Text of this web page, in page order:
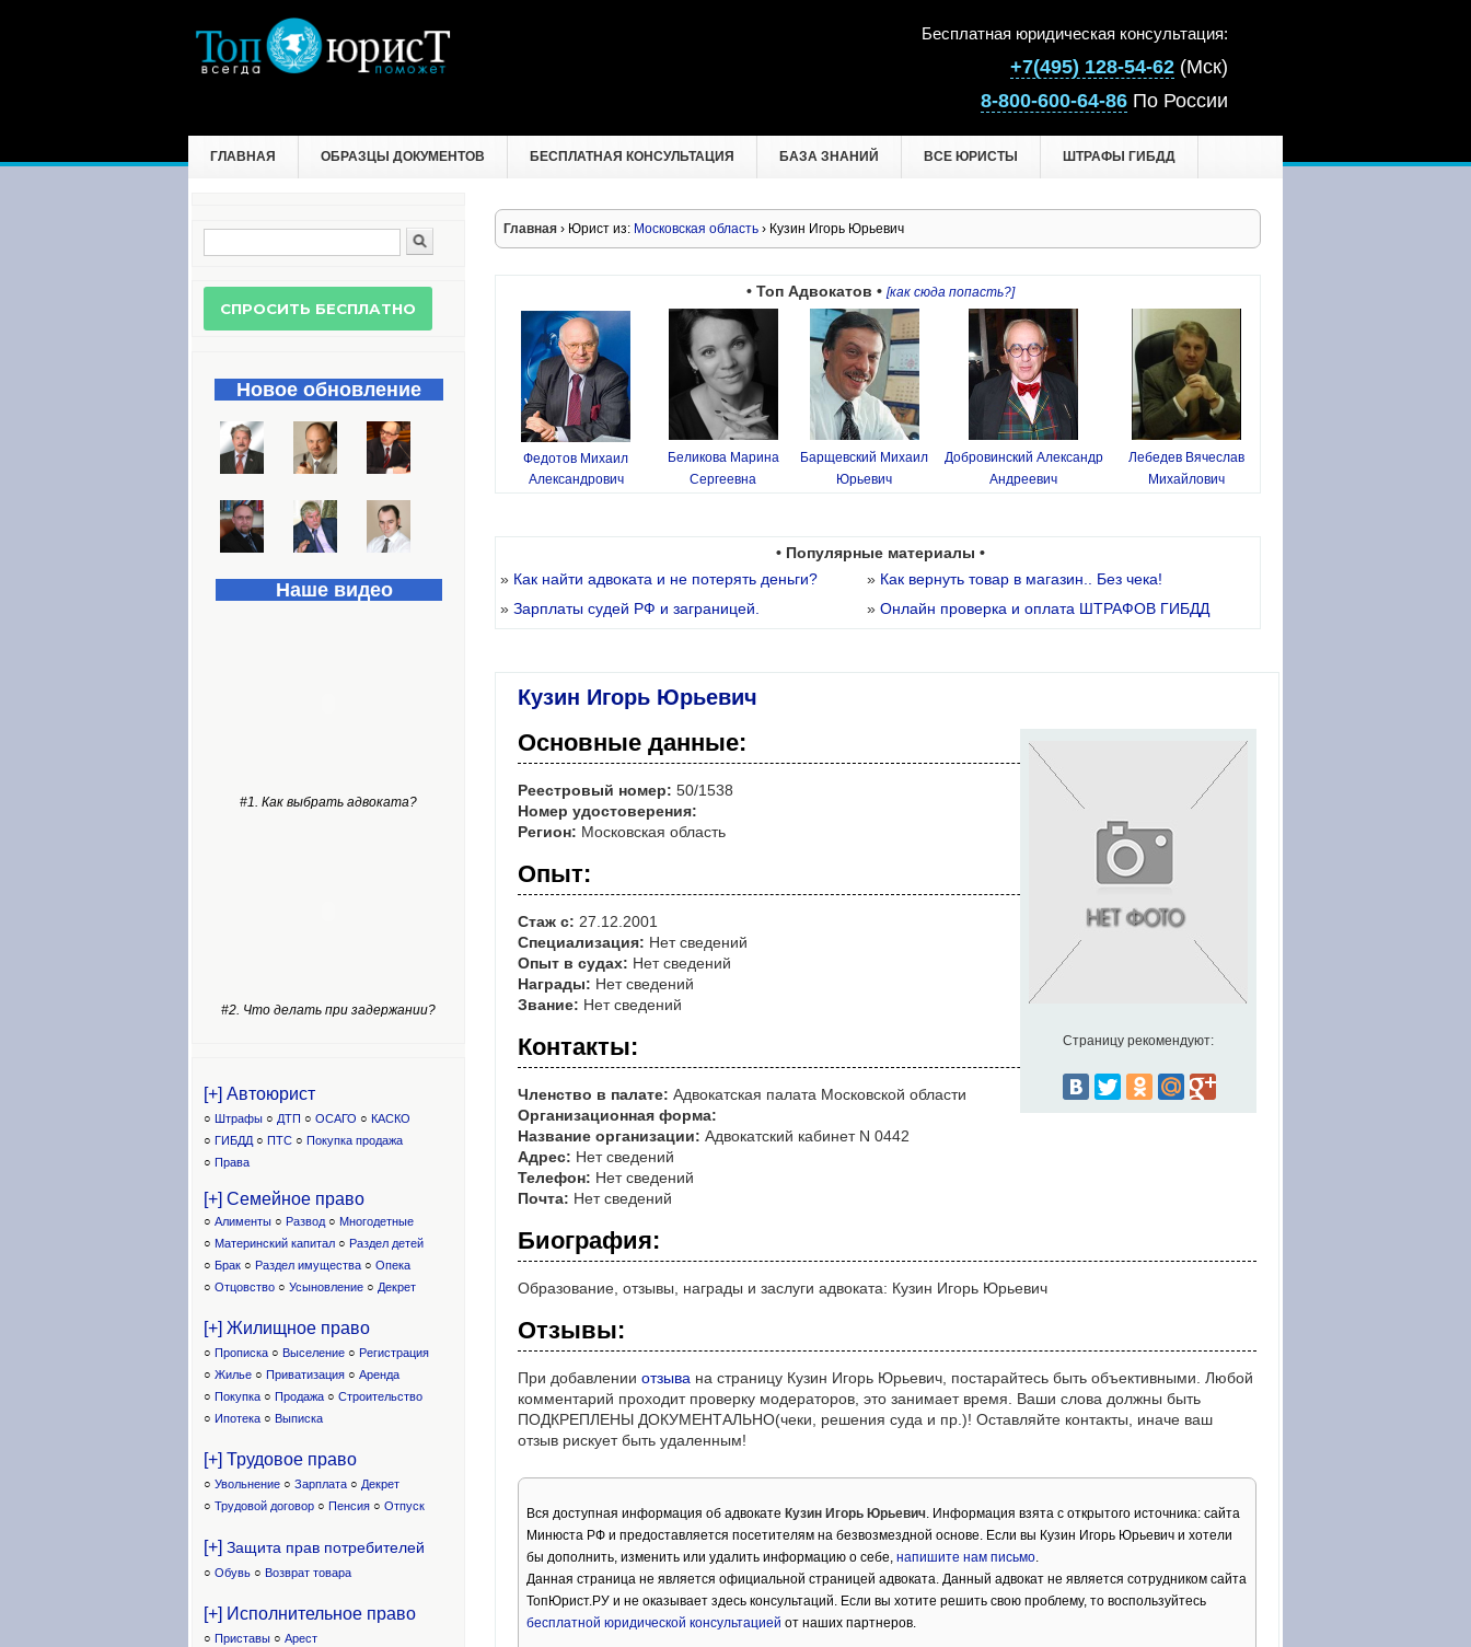
Бесплатная юридическая консультация:
+7(495) 128-54-62 (Мск)
8-800-600-64-86 По России
ГЛАВНАЯ ОБРАЗЦЫ ДОКУМЕНТОВ БЕСПЛАТНАЯ КОНСУЛЬТАЦИЯ БАЗА ЗНАНИЙ ВСЕ ЮРИСТЫ ШТРАФЫ ГИБДД
Главная › Юрист из: Московская область › Кузин Игорь Юрьевич
• Топ Адвокатов • [как сюда попасть?]
Федотов Михаил
Александрович
Беликова Марина
Сергеевна
Барщевский Михаил
Юрьевич
Добровинский Александр
Андреевич
Лебедев Вячеслав
Михайлович
• Популярные материалы •
» Как найти адвоката и не потерять деньги? » Как вернуть товар в магазин.. Без чека!
» Зарплаты судей РФ и заграницей. » Онлайн проверка и оплата ШТРАФОВ ГИБДД
Кузин Игорь Юрьевич
Страницу рекомендуют:
Основные данные:
Реестровый номер: 50/1538
Номер удостоверения:
Регион: Московская область
Опыт:
Стаж с: 27.12.2001
Специализация: Нет сведений
Опыт в судах: Нет сведений
Награды: Нет сведений
Звание: Нет сведений
Контакты:
Членство в палате: Адвокатская палата Московской области
Организационная форма:
Название организации: Адвокатский кабинет N 0442
Адрес: Нет сведений
Телефон: Нет сведений
Почта: Нет сведений
Биография:
Образование, отзывы, награды и заслуги адвоката: Кузин Игорь Юрьевич
Отзывы:
При добавлении отзыва на страницу Кузин Игорь Юрьевич, постарайтесь быть объективными. Любой
комментарий проходит проверку модераторов, это занимает время. Ваши слова должны быть
ПОДКРЕПЛЕНЫ ДОКУМЕНТАЛЬНО(чеки, решения суда и пр.)! Оставляйте контакты, иначе ваш
отзыв рискует быть удаленным!
Вся доступная информация об адвокате Кузин Игорь Юрьевич. Информация взята с открытого источника: сайта
Минюста РФ и предоставляется посетителям на безвозмездной основе. Если вы Кузин Игорь Юрьевич и хотели
бы дополнить, изменить или удалить информацию о себе, напишите нам письмо.
Данная страница не является официальной страницей адвоката. Данный адвокат не является сотрудником сайта
ТопЮрист.РУ и не оказывает здесь консультаций. Если вы хотите решить свою проблему, то воспользуйтесь
бесплатной юридической консультацией от наших партнеров.
Форма поиска
Новое обновление
Наше видео
#1. Как выбрать адвоката?
#2. Что делать при задержании?
[+] Автоюрист
○ Штрафы ○ ДТП ○ ОСАГО ○ КАСКО
○ ГИБДД ○ ПТС ○ Покупка продажа
○ Права
[+] Семейное право
○ Алименты ○ Развод ○ Многодетные
○ Материнский капитал ○ Раздел детей
○ Брак ○ Раздел имущества ○ Опека
○ Отцовство ○ Усыновление ○ Декрет
[+] Жилищное право
○ Прописка ○ Выселение ○ Регистрация
○ Жилье ○ Приватизация ○ Аренда
○ Покупка ○ Продажа ○ Строительство
○ Ипотека ○ Выписка
[+] Трудовое право
○ Увольнение ○ Зарплата ○ Декрет
○ Трудовой договор ○ Пенсия ○ Отпуск
[+] Защита прав потребителей
○ Обувь ○ Возврат товара
[+] Исполнительное право
○ Приставы ○ Арест